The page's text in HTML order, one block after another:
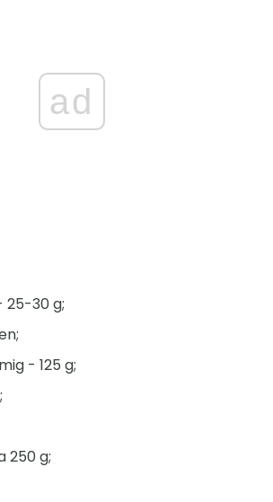
ad
25-30 g;
- 125 g;
250 g;